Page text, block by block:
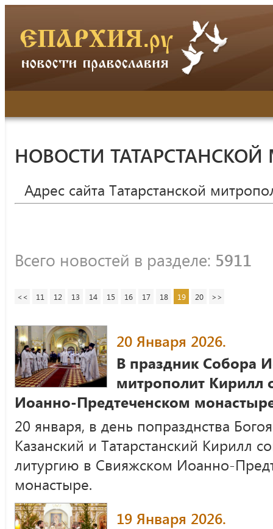
НОВОСТИ
Адрес сайта Татарстанской
Всего новостей в разделе: 5911
<< 11 12 13 14 15 16 17 18 19 20 >>
20 Января 2026.
В праздник Собора
митрополит Кирилл
Иоанно-Предтеченском
20 января, в день попразднства
Казанский и Татарстанский Кирилл
литургию в Свияжском Иоанно-
монастыре.
19 Января 2026.